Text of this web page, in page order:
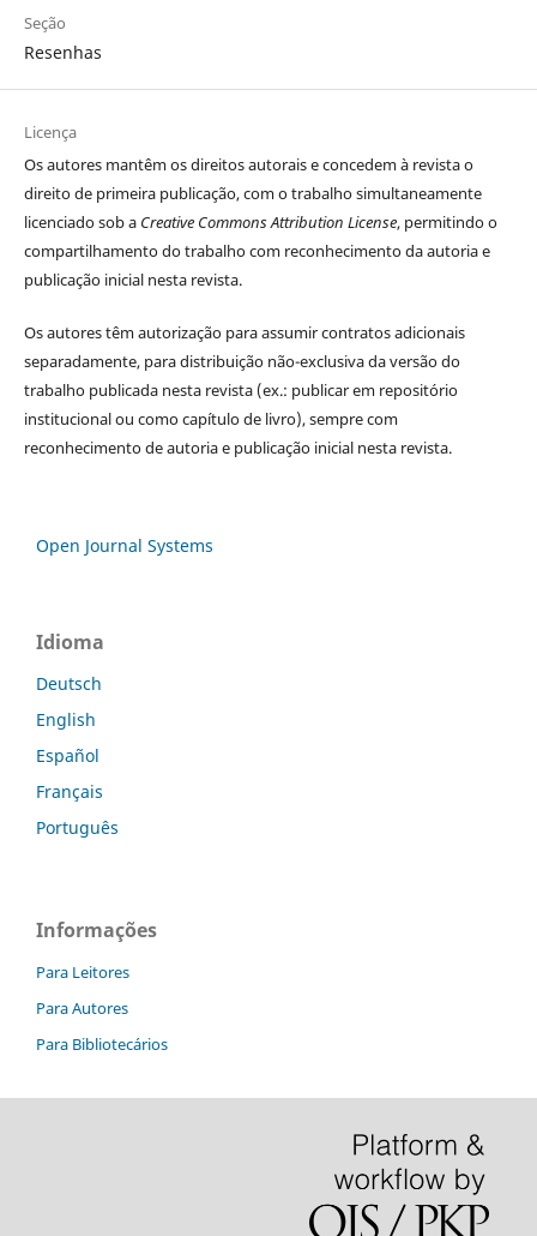
Seção
Resenhas
Licença
Os autores mantêm os direitos autorais e concedem à revista o
direito de primeira publicação, com o trabalho simultaneamente
licenciado sob a Creative Commons Attribution License, permitindo o
compartilhamento do trabalho com reconhecimento da autoria e
publicação inicial nesta revista.
Os autores têm autorização para assumir contratos adicionais
separadamente, para distribuição não-exclusiva da versão do
trabalho publicada nesta revista (ex.: publicar em repositório
institucional ou como capítulo de livro), sempre com
reconhecimento de autoria e publicação inicial nesta revista.
Open Journal Systems
Idioma
Deutsch
English
Español
Français
Português
Informações
Para Leitores
Para Autores
Para Bibliotecários